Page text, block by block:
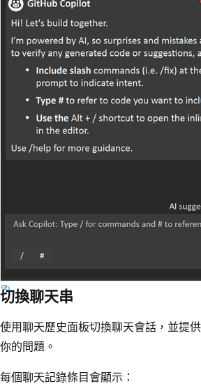
切換聊天串
使用聊天歷史面板切換聊天會話，並提
你的問題。
每個聊天記錄條目會顯示：